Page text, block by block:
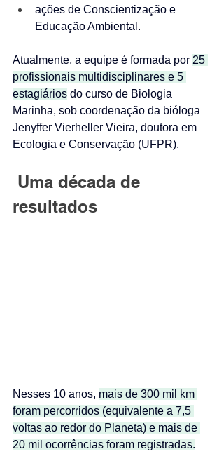
ações de Conscientização e
Educação Ambiental.
Atualmente, a equipe é formada por 25
profissionais multidisciplinares e 5
estagiários do curso de Biologia
Marinha, sob coordenação da bióloga
Jenyffer Vierheller Vieira, doutora em
Ecologia e Conservação (UFPR).
resultados
Nesses 10 anos, mais de 300 mil km
foram percorridos (equivalente a 7,5
voltas ao redor do Planeta) e mais de
20 mil ocorrências foram registradas.